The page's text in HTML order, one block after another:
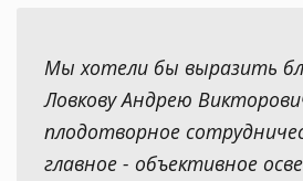
Мы хотели бы выразить
Ловкову Андрею
плодотворное
главное - объективное